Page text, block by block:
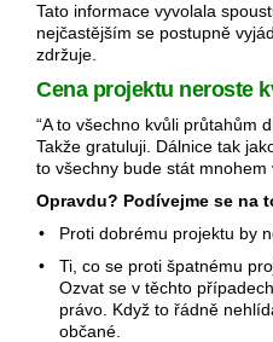
Tato informace vyvolala
nejčastějším se postupně
zdržuje.
Cena projektu neroste
“A to všechno kvůli průtahům
Takže gratuluji. Dálnice tak
to všechny bude stát mnohem
Opravdu? Podívejme se na
• Proti dobrému projektu by
• Ti, co se proti špatnému
Ozvat se v těchto
právo. Když to řádně
občané.